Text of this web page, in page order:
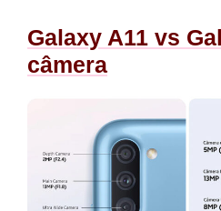
Galaxy A11 vs
câmera